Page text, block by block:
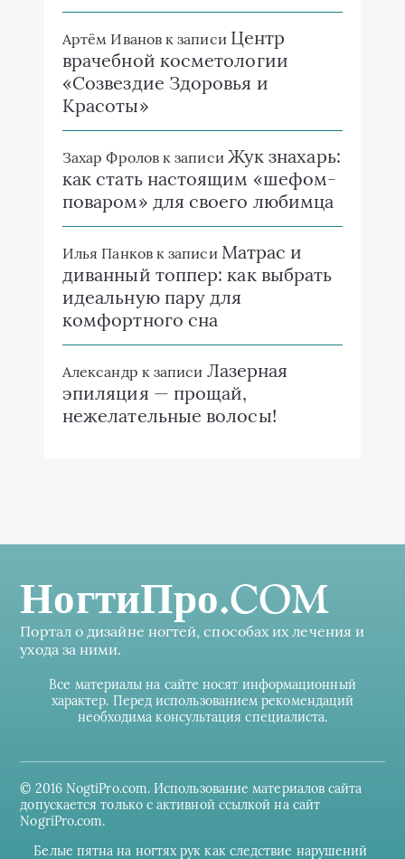
Артём Ивановк записи Центр
врачебной косметологии
«Созвездие Здоровья и
Красоты»
Захар Фроловк записи Жук знахарь:
как стать настоящим «шефом-
поваром» для своего любимца
Илья Панковк записи Матрас и
диванный топпер: как выбрать
идеальную пару для
комфортного сна
Александр к записи Лазерная
эпиляция — прощай,
нежелательные волосы!
НогтиПро.COM
Портал о дизайне ногтей, способах их лечения и
ухода за ними.
Все материалы на сайте носят информационный
характер. Перед использованием рекомендаций
необходима консультация специалиста.
© 2016 NogtiPro.com. Использование материалов сайта
допускается только с активной ссылкой на сайт
NogriPro.com.
Белые пятна на ногтях рук как следствие нарушений